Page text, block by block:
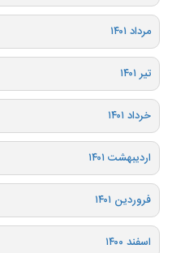
مرداد ۱۴۰۱
تیر ۱۴۰۱
خرداد ۱۴۰۱
اردیبهشت ۱۴۰۱
فروردین ۱۴۰۱
اسفند ۱۴۰۰